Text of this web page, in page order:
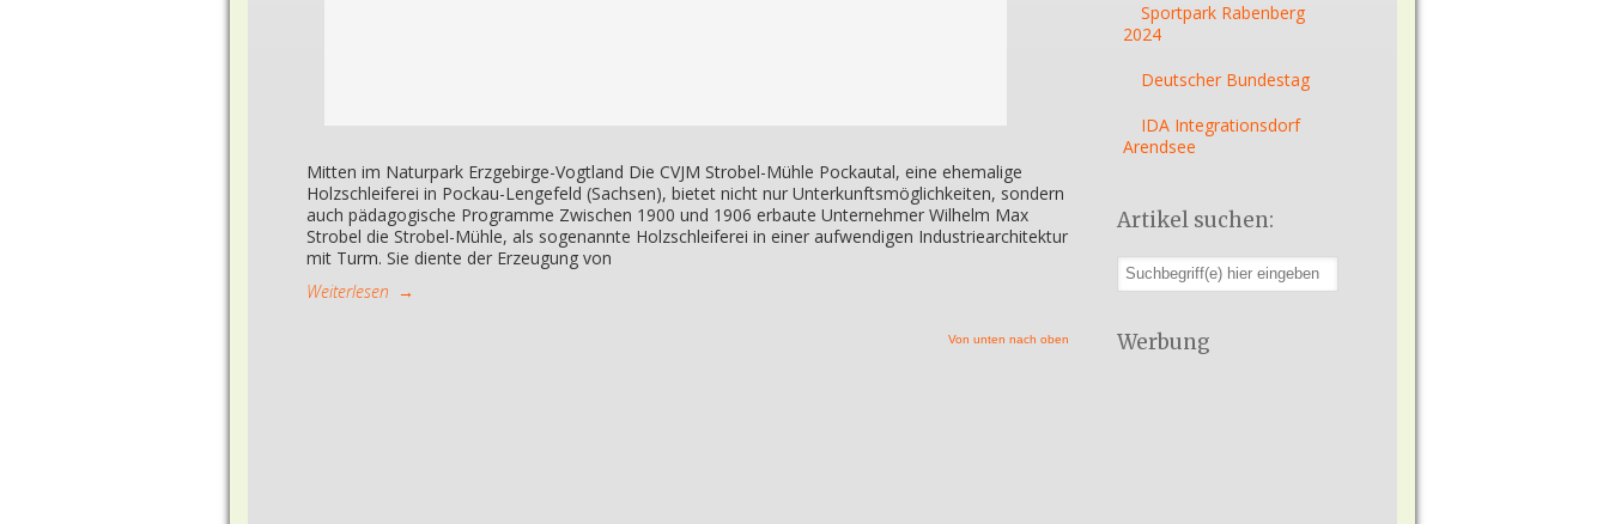
Mitten im Naturpark Erzgebirge-Vogtland Die CVJM Strobel-Mühle Pockautal, eine ehemalige
Holzschleiferei in Pockau-Lengefeld (Sachsen), bietet nicht nur Unterkunftsmöglichkeiten, sondern
auch pädagogische Programme Zwischen 1900 und 1906 erbaute Unternehmer Wilhelm Max
Strobel die Strobel-Mühle, als sogenannte Holzschleiferei in einer aufwendigen Industriearchitektur
mit Turm. Sie diente der Erzeugung von
Weiterlesen →
Von unten nach oben
Sportpark Rabenberg
2024
Deutscher Bundestag
IDA Integrationsdorf
Arendsee
Artikel suchen:
Werbung